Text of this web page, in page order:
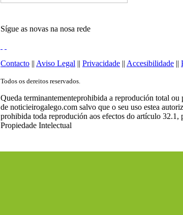
Sígue as novas na nosa rede
Contacto || Aviso Legal || Privacidade || Accesibilidade ||
Todos os dereitos reservados.
Queda terminantementeprohibida a reprodución total
de noticieirogalego.com salvo que o seu uso estea
prohibida toda reprodución aos efectos do artículo 32.1,
Propiedade Intelectual